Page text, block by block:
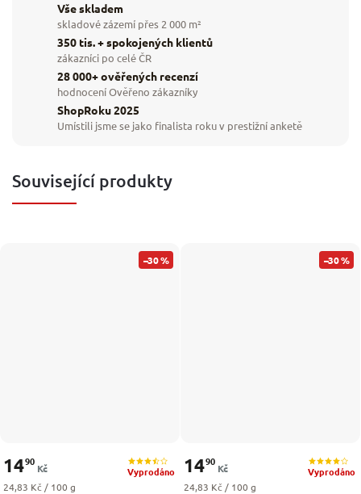
Vše skladem
skladové zázemí přes 2 000 m²
350 tis. + spokojených klientů
zákazníci po celé ČR
28 000+ ověřených recenzí
hodnocení Ověřeno zákazníky
ShopRoku 2025
Umístili jsme se jako finalista roku v prestižní anketě
Související produkty
–30 %
Vyprodáno
1490
Kč
Měrná cena:
24,83 Kč / 100 g
–30 %
Vyprodáno
1490
Kč
Měrná cena:
24,83 Kč / 100 g